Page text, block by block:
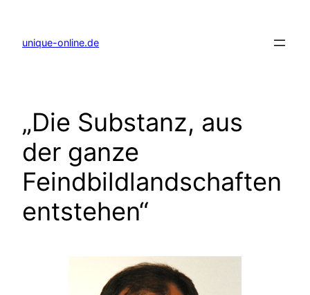
springen
unique-online.de
„Die Substanz, aus
der ganze
Feindbildlandschaften
entstehen“